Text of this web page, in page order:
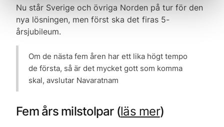
Nu står Sverige och övriga Norden på tur för den
nya lösningen, men först ska det firas 5-
årsjubileum.
Om de nästa fem åren har ett lika högt tempo
de första, så är det mycket gott som komma
skal, avslutar Navaratnam
Fem års milstolpar (läs mer)